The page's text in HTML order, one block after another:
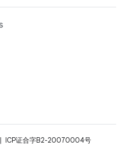
ICP证合字B2-20070004号